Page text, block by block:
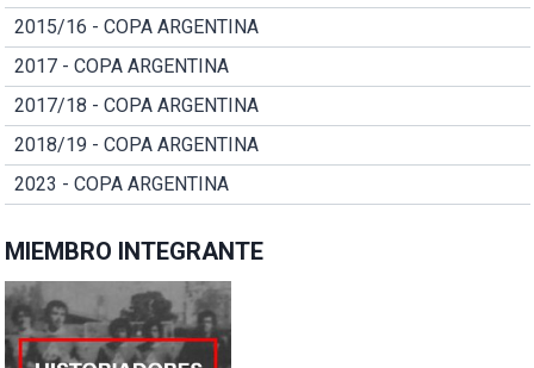
2015/16 - COPA ARGENTINA
2017 - COPA ARGENTINA
2017/18 - COPA ARGENTINA
2018/19 - COPA ARGENTINA
2023 - COPA ARGENTINA
MIEMBRO INTEGRANTE